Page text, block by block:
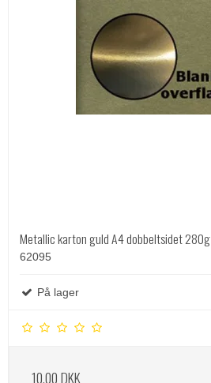
Metallic karton guld A4 dobbeltsidet 280g
62095
På lager
10,00 DKK